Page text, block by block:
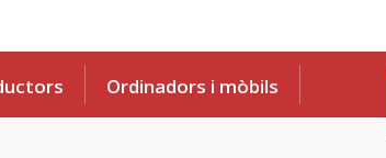
Ordinadors i mòbils